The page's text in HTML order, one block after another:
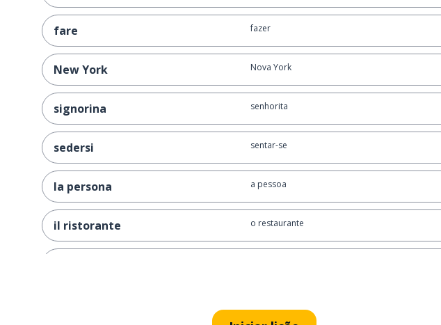
fare fazer
New York Nova York
signorina senhorita
sedersi sentar-se
la persona a pessoa
il ristorante o restaurante